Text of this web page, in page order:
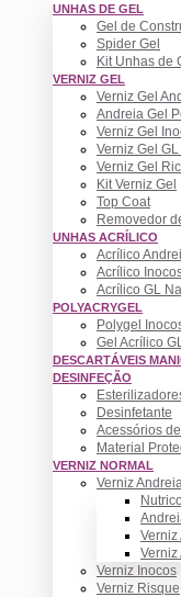
UNHAS DE GEL
Gel de
Spider Gel
Kit Unhas de
VERNIZ GEL
Verniz Gel
Andreia Gel
Verniz Gel
Verniz Gel
Verniz Gel
Kit Verniz Gel
Top Coat
Removedor
UNHAS ACRÍLICO
Acrílico
Acrílico
Acrílico GL
POLYACRYGEL
Polygel
Gel Acrílico
DESCARTÁVEIS
DESINFEÇÃO
Desinfetante
Acessórios
Material
VERNIZ NORMAL
Verniz Andreia
Verniz
Verniz Inocos
Verniz Risque